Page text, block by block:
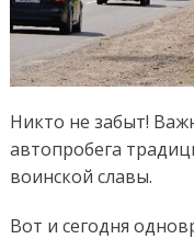
Никто не забыт!
автопробега
воинской славы.
Вот и сегодня